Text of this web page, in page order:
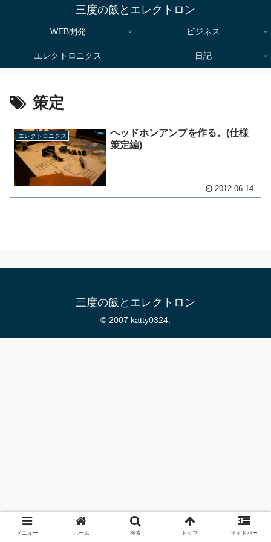
三度の飯とエレクトロン
WEB開発 ビジネス
エレクトロニクス 日記
策定
エレクトロニクス
ヘッドホンアンプを作る。(仕様
策定編)
2012.06.14
三度の飯とエレクトロン
© 2007 katty0324.
メニュー ホーム 検索 トップ サイドバー